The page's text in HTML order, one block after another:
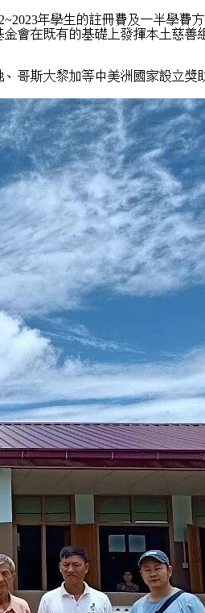
年學生的註冊費及一半學費
會在既有的基礎上發揮本土慈
哥斯大黎加等中美洲國家設立獎